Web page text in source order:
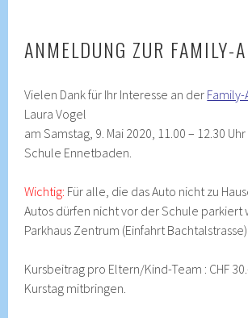
ANMELDUNG ZUR FAMILY-
Vielen Dank für Ihr Interesse an der
Laura Vogel
am Samstag, 9. Mai 2020, 11.00 – 12.30
Schule Ennetbaden.
Wichtig: Für alle, die das Auto nicht zu
Autos dürfen nicht vor der Schule parkiert
Parkhaus Zentrum (Einfahrt
Kursbeitrag pro Eltern/Kind-Team : CHF
Kurstag mitbringen.